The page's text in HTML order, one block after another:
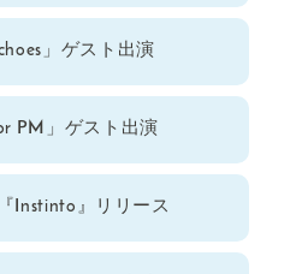
」ゲスト出演
PM」ゲスト出演
Instinto』リリース